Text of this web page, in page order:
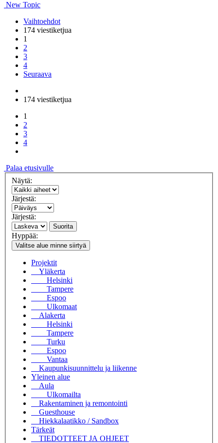
New Topic
Vaihtoehdot
174 viestiketjua
1
2
3
4
Seuraava
174 viestiketjua
1
2
3
4
Palaa etusivulle
Näytä:
Järjestä:
Järjestä:
Suorita
Hyppää:
Valitse alue minne siirtyä
Projektit
Yläkerta
Helsinki
Tampere
Espoo
Ulkomaat
Alakerta
Helsinki
Tampere
Turku
Espoo
Vantaa
Kaupunkisuunnittelu ja liikenne
Yleinen alue
Aula
Ulkomailta
Rakentaminen ja remontointi
Guesthouse
Hiekkalaatikko / Sandbox
Tärkeät
TIEDOTTEET JA OHJEET